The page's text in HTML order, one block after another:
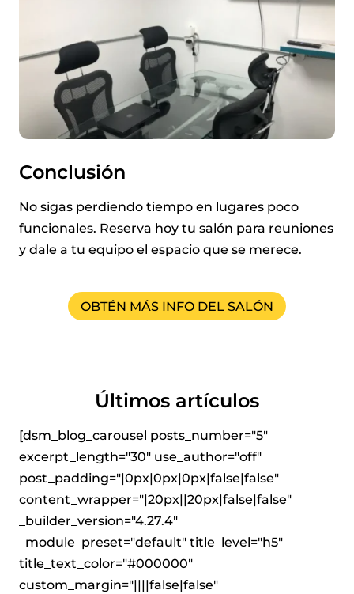
Conclusión
No sigas perdiendo tiempo en lugares poco
funcionales. Reserva hoy tu salón para reuniones
y dale a tu equipo el espacio que se merece.
OBTÉN MÁS INFO DEL SALÓN
Últimos artículos
[dsm_blog_carousel posts_number="5"
excerpt_length="30" use_author="off"
post_padding="|0px|0px|0px|false|false"
content_wrapper="|20px||20px|false|false"
_builder_version="4.27.4"
_module_preset="default" title_level="h5"
title_text_color="#000000"
custom_margin="||||false|false"